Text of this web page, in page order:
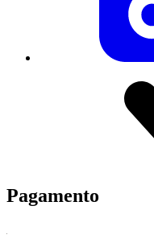
Pagamento